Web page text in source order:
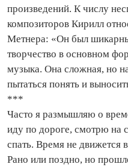
произведений. К числу
композиторов Кирилл
Метнера: «Он был
творчество в основном
музыка. Она сложная, но
пытаться понять и
***
Часто я размышляю о
иду по дороге, смотрю на
спать. Время не движется
Рано или поздно, но